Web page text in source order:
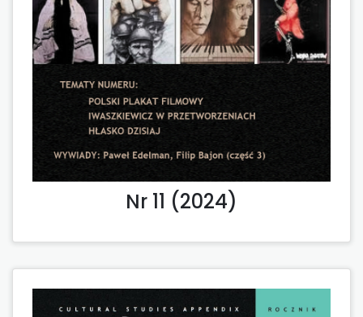
Nr 11 (2024)